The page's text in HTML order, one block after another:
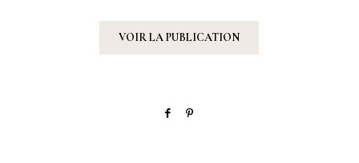
VOIR LA PUBLICATION